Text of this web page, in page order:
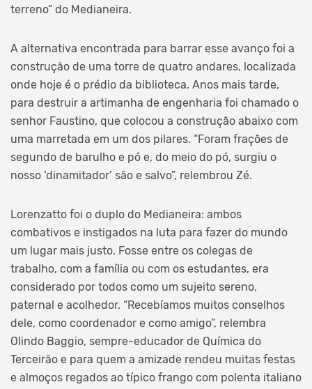
terreno” do Medianeira.
A alternativa encontrada para barrar esse avanço foi a
construção de uma torre de quatro andares, localizada
onde hoje é o prédio da biblioteca. Anos mais tarde,
para destruir a artimanha de engenharia foi chamado o
senhor Faustino, que colocou a construção abaixo com
uma marretada em um dos pilares. “Foram frações de
segundo de barulho e pó e, do meio do pó, surgiu o
nosso ‘dinamitador’ são e salvo”, relembrou Zé.
Lorenzatto foi o duplo do Medianeira: ambos
combativos e instigados na luta para fazer do mundo
um lugar mais justo. Fosse entre os colegas de
trabalho, com a família ou com os estudantes, era
considerado por todos como um sujeito sereno,
paternal e acolhedor. “Recebíamos muitos conselhos
dele, como coordenador e como amigo”, relembra
Olindo Baggio, sempre-educador de Química do
Terceirão e para quem a amizade rendeu muitas festas
e almoços regados ao típico frango com polenta italiano